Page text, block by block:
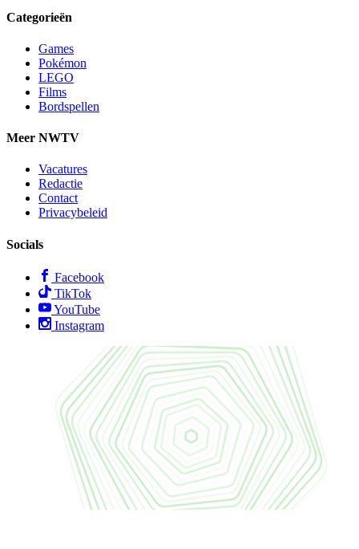
Categorieën
Games
Pokémon
LEGO
Films
Bordspellen
Meer NWTV
Vacatures
Redactie
Contact
Privacybeleid
Socials
Facebook
TikTok
YouTube
Instagram